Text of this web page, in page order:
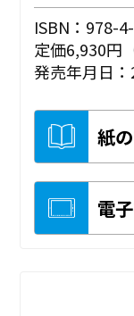
ISBN：978-
定価6,930円
発売年月日
紙
電